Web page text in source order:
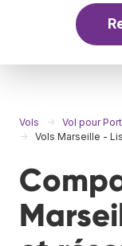
Vols Vol pour
Vols Marseille -